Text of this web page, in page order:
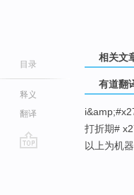
目录
释义
翻译
相关文
有道翻
打折期#
以上为机